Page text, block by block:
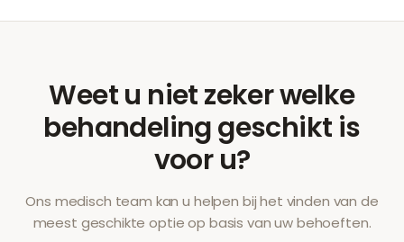
Weet u niet zeker welke
behandeling geschikt is
voor u?
Ons medisch team kan u helpen bij het vinden van de
meest geschikte optie op basis van uw behoeften.